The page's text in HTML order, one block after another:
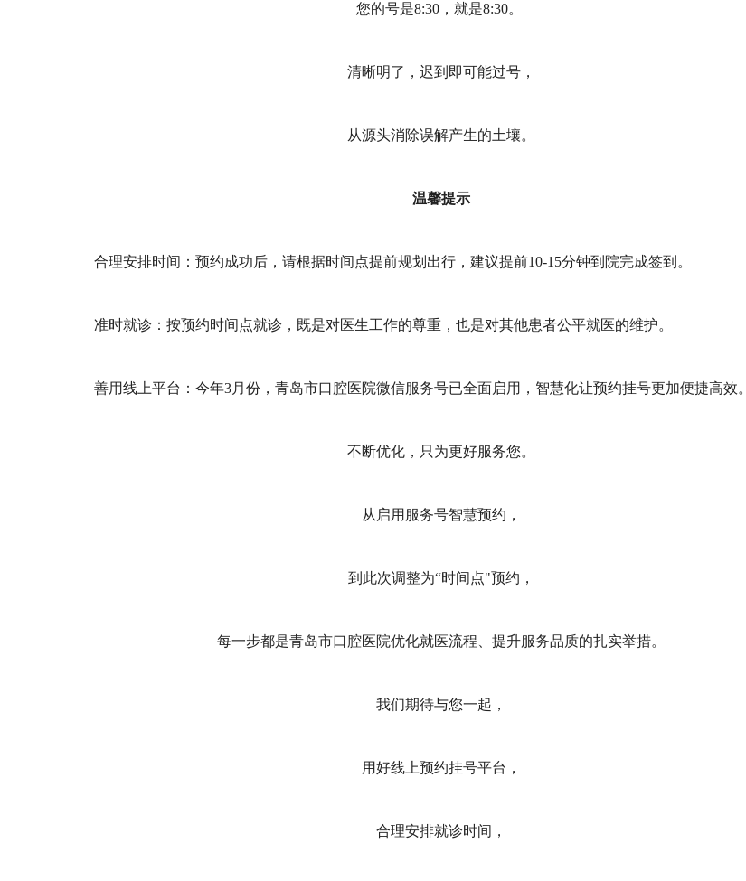
您的号是8:30，就是8:30。
清晰明了，迟到即可能过号，
从源头消除误解产生的土壤。
温馨提示
合理安排时间：预约成功后，请根据时间点提前规划出行，建议提前10-15分钟到院完成签到。
准时就诊：按预约时间点就诊，既是对医生工作的尊重，也是对其他患者公平就医的维护。
善用线上平台：今年3月份，青岛市口腔医院微信服务号已全面启用，智慧化让预约挂号更加便捷高效。
不断优化，只为更好服务您。
从启用服务号智慧预约，
到此次调整为“时间点"预约，
每一步都是青岛市口腔医院优化就医流程、提升服务品质的扎实举措。
我们期待与您一起，
用好线上预约挂号平台，
合理安排就诊时间，